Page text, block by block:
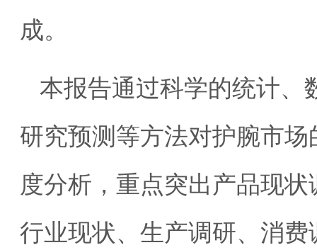
成。
本报告通过科学的统计、
研究预测等方法对护腕市
度分析，重点突出产品现
行业现状、生产调研、消